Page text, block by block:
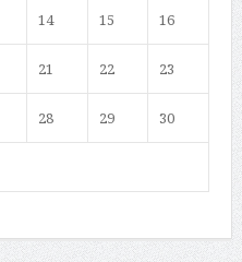
14 15 16
21 22 23
28 29 30